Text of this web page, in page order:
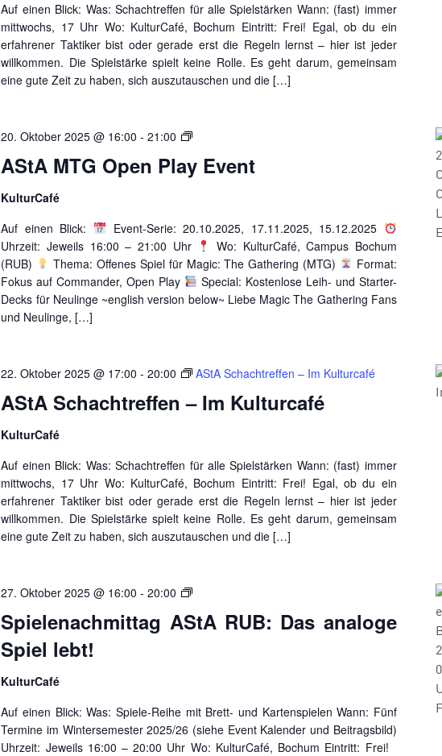
Auf einen Blick: Was: Schachtreffen für alle Spielstärken Wann: (fast) immer
mittwochs, 17 Uhr Wo: KulturCafé, Bochum Eintritt: Frei! Egal, ob du ein
erfahrener Taktiker bist oder gerade erst die Regeln lernst – hier ist jeder
willkommen. Die Spielstärke spielt keine Rolle. Es geht darum, gemeinsam
eine gute Zeit zu haben, sich auszutauschen und die […]
AStA MTG Open Play Event
20. Oktober 2025 @ 16:00 -21:00
AStA
Open
KulturCafé
Auf einen Blick:
Event-Serie: 20.10.2025, 17.11.2025, 15.12.2025
Uhrzeit: Jeweils 16:00 – 21:00 Uhr
Wo: KulturCafé, Campus Bochum
(RUB)
Thema: Offenes Spiel für Magic: The Gathering (MTG)
Format:
Fokus auf Commander, Open Play
Special: Kostenlose Leih- und Starter-
Decks für Neulinge ~english version below~ Liebe Magic The Gathering Fans
und Neulinge, […]
AStA Schachtreffen – Im Kulturcafé
22. Oktober 2025 @ 17:00 -20:00 AStA Schachtreffen – Im Kulturcafé
KulturCafé
Auf einen Blick: Was: Schachtreffen für alle Spielstärken Wann: (fast) immer
mittwochs, 17 Uhr Wo: KulturCafé, Bochum Eintritt: Frei! Egal, ob du ein
erfahrener Taktiker bist oder gerade erst die Regeln lernst – hier ist jeder
willkommen. Die Spielstärke spielt keine Rolle. Es geht darum, gemeinsam
eine gute Zeit zu haben, sich auszutauschen und die […]
Spielenachmittag AStA RUB: Das analoge
Spiel lebt!
27. Oktober 2025 @ 16:00 -20:00
Spielenachmittag
Das
KulturCafé
Auf einen Blick: Was: Spiele-Reihe mit Brett- und Kartenspielen Wann: Fünf
Termine im Wintersemester 2025/26 (siehe Event Kalender und Beitragsbild)
Uhrzeit: Jeweils 16:00 – 20:00 Uhr Wo: KulturCafé, Bochum Eintritt: Frei!